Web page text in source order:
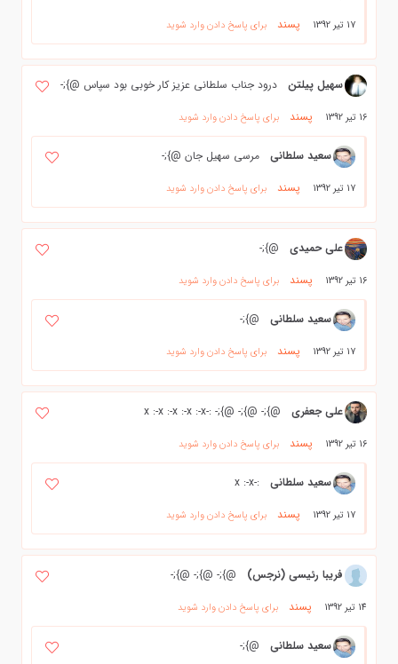
17 تیر 1392 پسند برای پاسخ دادن وارد شوید
سهیل پیلتن درود جناب سلطانی عزیز کار خوبی بود سپاس @};-
16 تیر 1392 پسند برای پاسخ دادن وارد شوید
سعيد سلطاني مرسی سهیل جان @};-
17 تیر 1392 پسند برای پاسخ دادن وارد شوید
علی حمیدی @};-
16 تیر 1392 پسند برای پاسخ دادن وارد شوید
سعيد سلطاني @};-
17 تیر 1392 پسند برای پاسخ دادن وارد شوید
علي جعفري @};- @};- @};- :-x :-x :-x :-x :-x
16 تیر 1392 پسند برای پاسخ دادن وارد شوید
سعيد سلطاني :-x :-x
17 تیر 1392 پسند برای پاسخ دادن وارد شوید
فریبا رئیسی (نرجس) @};- @};- @};-
14 تیر 1392 پسند برای پاسخ دادن وارد شوید
سعيد سلطاني @};-